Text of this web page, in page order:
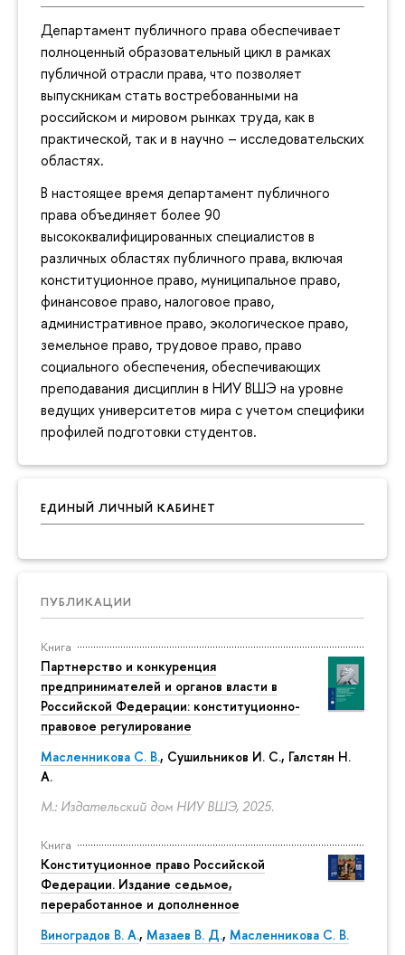
Департамент публичного права обеспечивает
полноценный образовательный цикл в рамках
публичной отрасли права, что позволяет
выпускникам стать востребованными на
российском и мировом рынках труда, как в
практической, так и в научно – исследовательских
областях.
В настоящее время департамент публичного
права объединяет более 90
высококвалифицированных специалистов в
различных областях публичного права, включая
конституционное право, муниципальное право,
финансовое право, налоговое право,
административное право, экологическое право,
земельное право, трудовое право, право
социального обеспечения, обеспечивающих
преподавания дисциплин в НИУ ВШЭ на уровне
ведущих университетов мира с учетом специфики
профилей подготовки студентов.
ЕДИНЫЙ ЛИЧНЫЙ КАБИНЕТ
ПУБЛИКАЦИИ
Книга
Партнерство и конкуренция
предпринимателей и органов власти в
Российской Федерации: конституционно-
правовое регулирование
Масленникова С. В., Сушильников И. С., Галстян Н.
А.
М.: Издательский дом НИУ ВШЭ, 2025.
Книга
Конституционное право Российской
Федерации. Издание седьмое,
переработанное и дополненное
Виноградов В. А., Мазаев В. Д., Масленникова С. В.